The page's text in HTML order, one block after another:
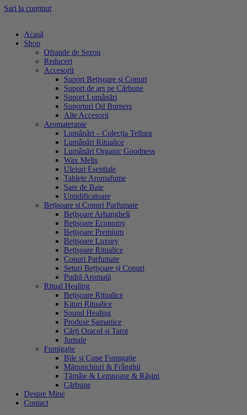
Sari la conținut
Acasă
Shop
Ofrande de Sezon
Reduceri
Accesorii
Suport Bețișoare și Conuri
Suport de ars pe Cărbune
Suport Lumânări
Suporturi Oil Burners
Alte Accesorii
Aromaterapie
Lumânări – Colecția Tellura
Lumânări Ritualice
Lumânări Organic Goodness
Wax Melts
Uleiuri Esentiale
Tablete Aromafume
Sare de Baie
Umidificatoare
Bețisoare si Conuri Parfumate
Bețișoare Arhangheli
Bețișoare Economy
Bețișoare Premium
Bețișoare Luxury
Bețișoare Ritualice
Conuri Parfumate
Seturi Bețișoare și Conuri
Pudră Aromată
Ritual Healing
Bețișoare Ritualice
Kituri Ritualice
Sound Healing
Produse Șamanice
Cărți Oracol și Tarot
Jurnale
Fumigație
Bile și Cupe Fumigație
Mănunchiuri & Frânghii
Tămâie & Lemnoase & Rășini
Cărbune
Despre Mine
Contact